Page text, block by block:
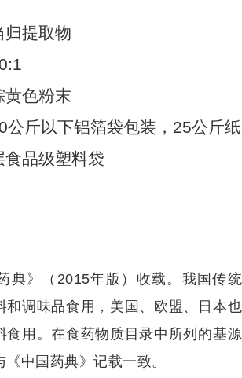
归提取物
黄色粉末
公斤以下铝箔袋包装，25公斤纸
品级塑料袋
典》（2015年版）收载。我国传统
和调味品食用，美国、欧盟、日本也
食用。在食药物质目录中所列的基源
中国药典》记载一致。